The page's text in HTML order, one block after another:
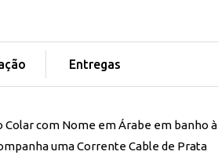
Entregas
com Nome em Árabe em banho à
uma Corrente Cable de Prata